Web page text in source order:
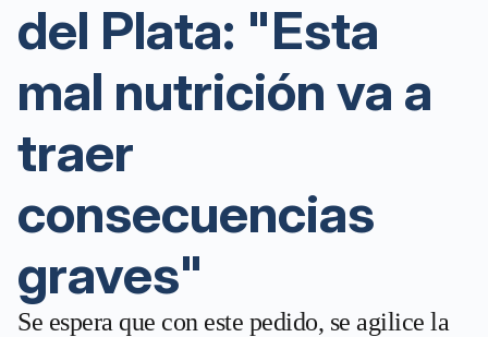
del Plata: "Esta
mal nutrición va a
traer
consecuencias
graves"
Se espera que con este pedido, se agilice la